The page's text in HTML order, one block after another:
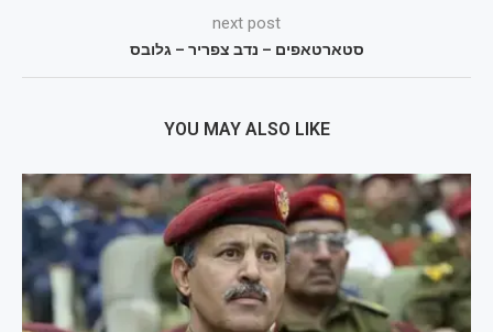
next post
סטארטאפים – נדב צפריר – גלובס
YOU MAY ALSO LIKE